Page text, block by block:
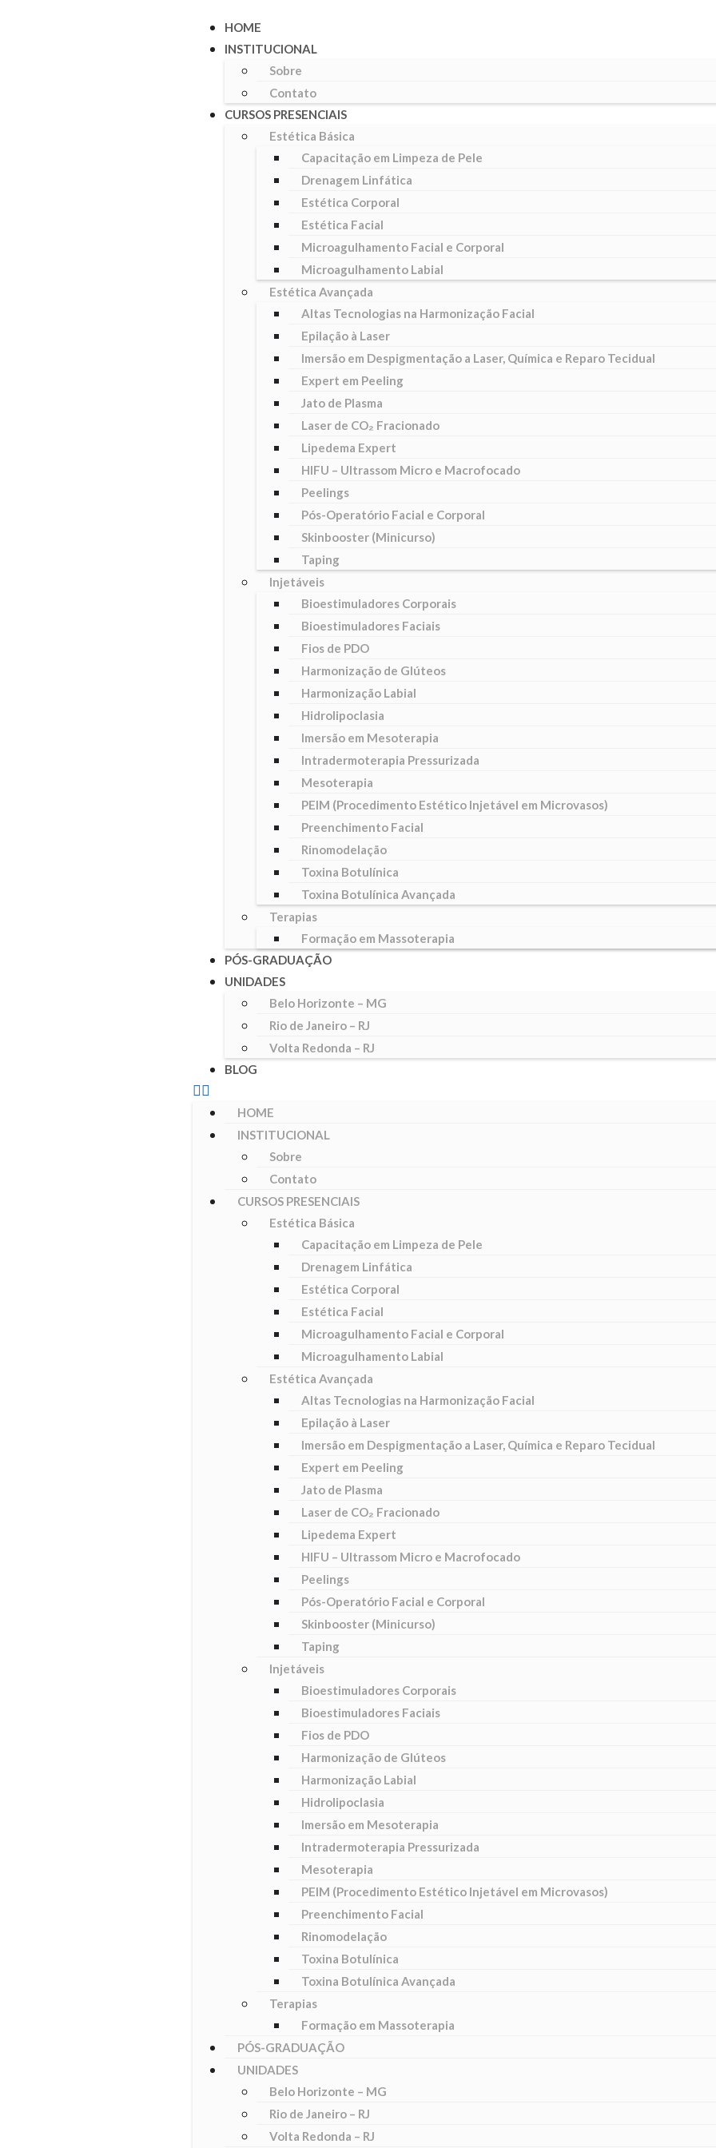
HOME
INSTITUCIONAL
Sobre
Contato
CURSOS PRESENCIAIS
Estética Básica
Capacitação em Limpeza de Pele
Drenagem Linfática
Estética Corporal
Estética Facial
Microagulhamento Facial e Corporal
Microagulhamento Labial
Estética Avançada
Altas Tecnologias na Harmonização Facial
Epilação à Laser
Imersão em Despigmentação a Laser, Química e Reparo Tecidual
Expert em Peeling
Jato de Plasma
Laser de CO₂ Fracionado
Lipedema Expert
HIFU – Ultrassom Micro e Macrofocado
Peelings
Pós-Operatório Facial e Corporal
Skinbooster (Minicurso)
Taping
Injetáveis
Bioestimuladores Corporais
Bioestimuladores Faciais
Fios de PDO
Harmonização de Glúteos
Harmonização Labial
Hidrolipoclasia
Imersão em Mesoterapia
Intradermoterapia Pressurizada
Mesoterapia
PEIM (Procedimento Estético Injetável em Microvasos)
Preenchimento Facial
Rinomodelação
Toxina Botulínica
Toxina Botulínica Avançada
Terapias
Formação em Massoterapia
PÓS-GRADUAÇÃO
UNIDADES
Belo Horizonte – MG
Rio de Janeiro – RJ
Volta Redonda – RJ
BLOG
HOME
INSTITUCIONAL
Sobre
Contato
CURSOS PRESENCIAIS
Estética Básica
Capacitação em Limpeza de Pele
Drenagem Linfática
Estética Corporal
Estética Facial
Microagulhamento Facial e Corporal
Microagulhamento Labial
Estética Avançada
Altas Tecnologias na Harmonização Facial
Epilação à Laser
Imersão em Despigmentação a Laser, Química e Reparo Tecidual
Expert em Peeling
Jato de Plasma
Laser de CO₂ Fracionado
Lipedema Expert
HIFU – Ultrassom Micro e Macrofocado
Peelings
Pós-Operatório Facial e Corporal
Skinbooster (Minicurso)
Taping
Injetáveis
Bioestimuladores Corporais
Bioestimuladores Faciais
Fios de PDO
Harmonização de Glúteos
Harmonização Labial
Hidrolipoclasia
Imersão em Mesoterapia
Intradermoterapia Pressurizada
Mesoterapia
PEIM (Procedimento Estético Injetável em Microvasos)
Preenchimento Facial
Rinomodelação
Toxina Botulínica
Toxina Botulínica Avançada
Terapias
Formação em Massoterapia
PÓS-GRADUAÇÃO
UNIDADES
Belo Horizonte – MG
Rio de Janeiro – RJ
Volta Redonda – RJ